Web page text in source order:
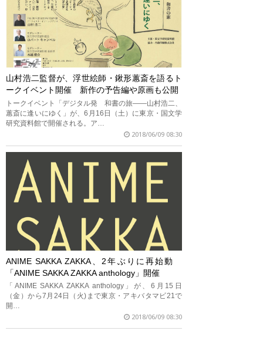
山村浩二監督が、浮世絵師・鍬形蕙斎を語るト
ークイベント開催 新作の予告編や原画も公開
トークイベント「デジタル発 和書の旅――山村浩二、
蕙斎に逢いにゆく」が、6月16日（土）に東京・国文学
研究資料館で開催される。ア…
2018/06/09 08:30
ANIME SAKKA ZAKKA、2年ぶりに再始動
「ANIME SAKKA ZAKKA anthology」開催
「ANIME SAKKA ZAKKA anthology」が、6月15日
（金）から7月24日（火)まで東京・アキバタマビ21で
開…
2018/06/09 08:30